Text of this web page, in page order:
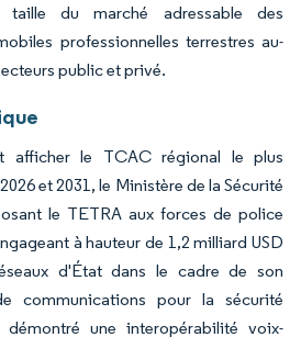
taille du marché adressable des
professionnelles terrestres au-
public et privé.
afficher le TCAC régional le plus
et 2031, le Ministère de la Sécurité
le TETRA aux forces de police
à hauteur de 1,2 milliard USD
d'État dans le cadre de son
communications pour la sécurité
une interopérabilité voix-